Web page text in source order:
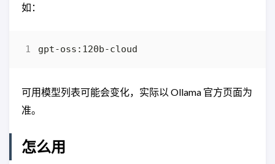
如：
可用模型列表可能会变化，实际以 Ollama 官方页面为
准。
怎么用